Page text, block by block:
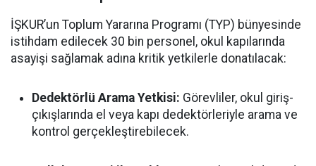
İŞKUR’un Toplum Yararına Programı (TYP) bünyesinde
istihdam edilecek 30 bin personel, okul kapılarında
asayişi sağlamak adına kritik yetkilerle donatılacak:
Dedektörlü Arama Yetkisi: Görevliler, okul giriş-
çıkışlarında el veya kapı dedektörleriyle arama ve
kontrol gerçekleştirebilecek.